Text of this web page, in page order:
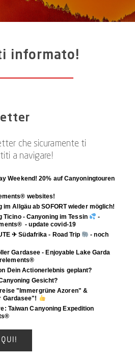
informato!
che sicuramente ti
a navigare!
Weekend! 20% auf Canyoningtouren
websites!
im Allgäu ab SOFORT wieder möglich!
Ticino - Canyoning im Tessin
-
- update covid-19
✈ Südafrika - Road Trip
- noch
Gardasee - Enjoyable Lake Garda
Dein Actionerlebnis geplant?
Gesicht?
"Immergrüne Azoren" &
Gardasee"!
Taiwan Canyoning Expedition